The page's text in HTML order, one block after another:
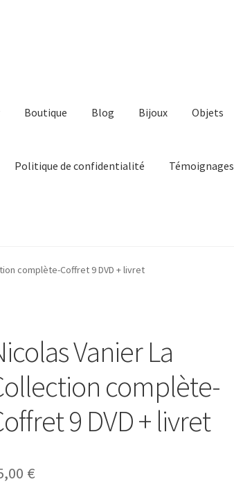
Boutique Blog Bijoux Objets
Politique de confidentialité Témoignages
complète-Coffret 9 DVD + livret
Vanier La
complète-
9 DVD + livret
€